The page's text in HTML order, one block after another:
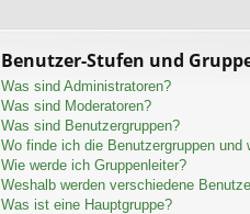
Benutzer-Stufen und
Was sind Administratoren?
Was sind Moderatoren?
Was sind Benutzergruppen?
Wo finde ich die Benutzergruppen und
Wie werde ich Gruppenleiter?
Weshalb werden verschiedene
Was ist eine Hauptgruppe?